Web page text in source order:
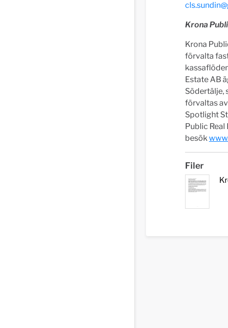
Krona
Krona
förvalta
Estate AB
Södertälje,
förvaltas
Spotlight
Public Real
besök
Filer